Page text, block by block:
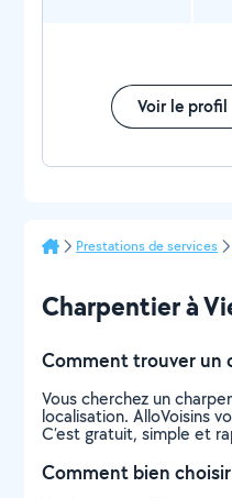
Voir le profil
Prestations de services
Charpentier à
Comment trouver un
Vous cherchez un
localisation. AlloVoisins
C’est gratuit, simple et
Comment bien